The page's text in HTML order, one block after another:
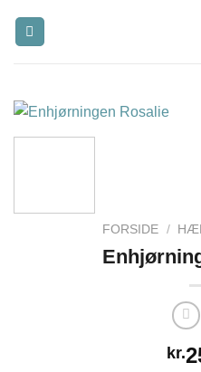
FORSIDE /
kr.